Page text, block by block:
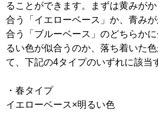
ることができます。まずは黄みが
合う「イエローベース」か、青み
合う「ブルーベース」のどちらか
るい色が似合うのか、落ち着いた
て、下記の4タイプのいずれに該当
・春タイプ
イエローベース×明るい色